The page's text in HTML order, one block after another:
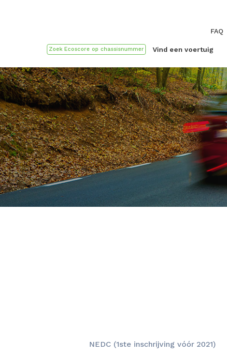
Vind een voertuig
FAQ
NEDC (1ste inschrijving vóór 2021)